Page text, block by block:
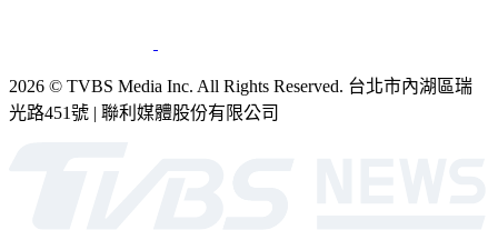
2026 © TVBS Media Inc. All Rights Reserved. 台北市內湖區瑞
光路451號 | 聯利媒體股份有限公司